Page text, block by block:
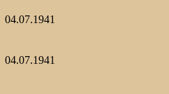
04.07.1941
04.07.1941